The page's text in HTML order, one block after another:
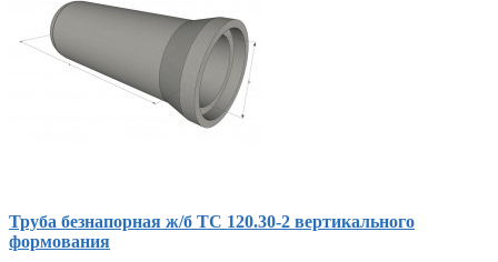
Труба безнапорная ж/б ТС 120.30-2 вертикального
формования